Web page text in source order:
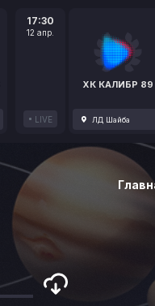
17:30
12 апр.
LIVE
ХК КАЛИБР 89
ЛД Шайба